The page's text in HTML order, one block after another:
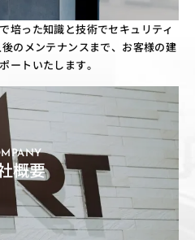
培った知識と技術でセキュリティ
のメンテナンスまで、お客様の建
ートいたします。
概要